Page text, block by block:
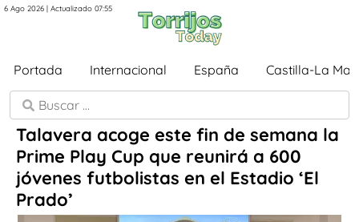
6 Ago 2026 | Actualizado 07:55
Portada Internacional España Castilla-La
Talavera acoge este fin de semana la
Prime Play Cup que reunirá a 600
jóvenes futbolistas en el Estadio ‘El
Prado’